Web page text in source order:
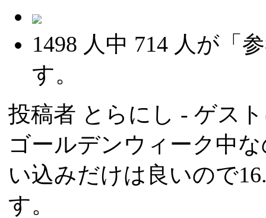
1498 人中 714 人が「
す。
投稿者 とらにし - ゲス
ゴールデンウィーク中
い込みだけは良いので
す。